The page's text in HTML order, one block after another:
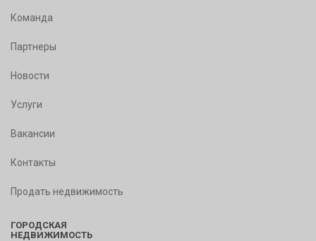
Команда
Партнеры
Новости
Услуги
Вакансии
Контакты
Продать недвижимость
ГОРОДСКАЯ
НЕДВИЖИМОСТЬ